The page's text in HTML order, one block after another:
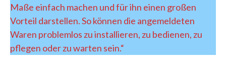
Maße einfach machen und für ihn einen großen
Vorteil darstellen. So können die angemeldeten
Waren problemlos zu installieren, zu bedienen, zu
pflegen oder zu warten sein.“